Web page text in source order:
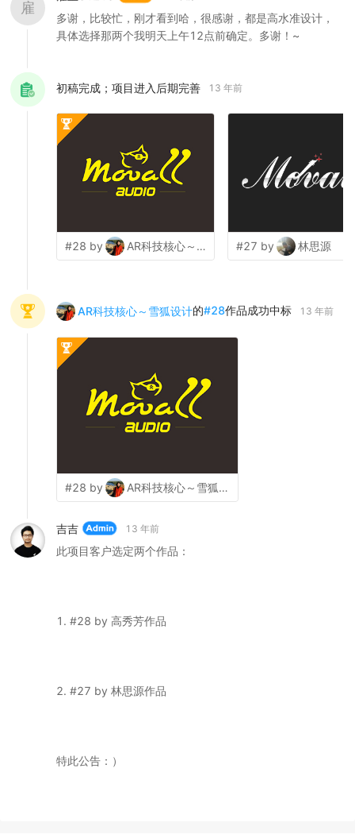
雇
多谢，比较忙，刚才看到哈，很感谢，都是高水准设计，
具体选择那两个我明天上午12点前确定。多谢！~
初稿完成；项目进入后期完善 13 年前
#28 by AR科技核心～雪狐设计 #27 by 林思源
AR科技核心～雪狐设计的#28作品成功中标 13 年前
#28 by AR科技核心～雪狐设计
吉吉 13 年前
此项目客户选定两个作品：
1. #28 by 高秀芳作品
2. #27 by 林思源作品
特此公告：）